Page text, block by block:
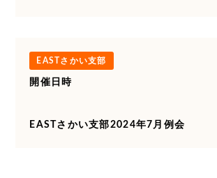
EASTさかい支部
開催日時
EASTさかい支部2024年7月例会